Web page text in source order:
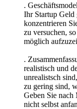
.
Ihr Startup Geld
konzentrieren
zu versuchen,
möglich
.
realistisch und
unrealistsch
zu gering sind,
Geben Sie nach
nicht selbst